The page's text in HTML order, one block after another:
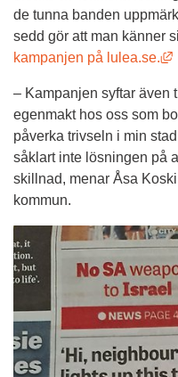
de tunna banden
sedd gör att man känner
kampanjen på lulea.se.
– Kampanjen syftar även
egenmakt hos oss som
påverka trivseln i min
såklart inte lösningen på
skillnad, menar Åsa
kommun.